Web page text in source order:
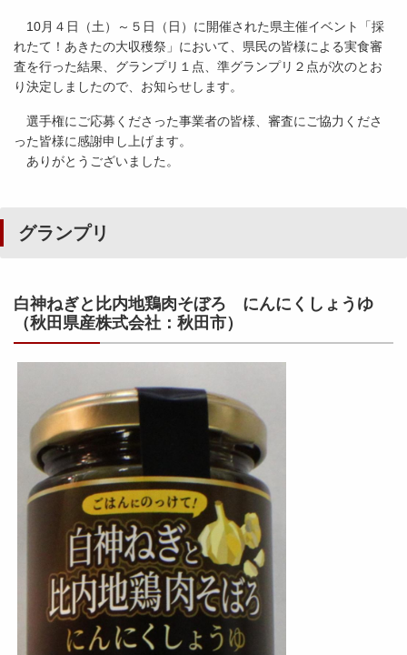
10月４日（土）～５日（日）に開催された県主催イベント「採
れたて！あきたの大収穫祭」において、県民の皆様による実食審
査を行った結果、グランプリ１点、準グランプリ２点が次のとお
り決定しましたので、お知らせします。
選手権にご応募くださった事業者の皆様、審査にご協力くださ
った皆様に感謝申し上げます。
ありがとうございました。
グランプリ
白神ねぎと比内地鶏肉そぼろ にんにくしょうゆ
（秋田県産株式会社：秋田市）